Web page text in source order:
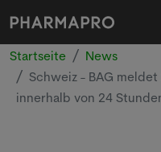
Startseite
News
Schweiz - BAG
innerhalb von 24